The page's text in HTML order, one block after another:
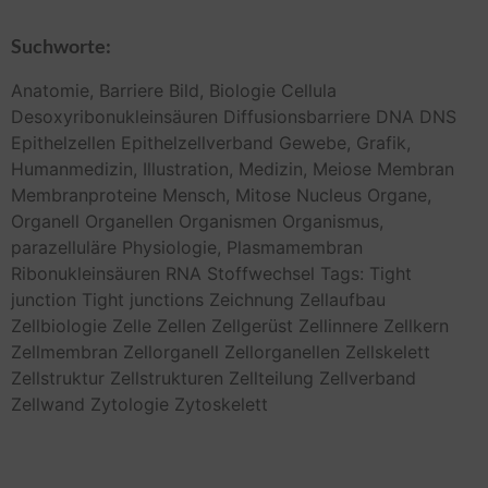
Suchworte:
Anatomie, Barriere Bild, Biologie Cellula
Desoxyribonukleinsäuren Diffusionsbarriere DNA DNS
Epithelzellen Epithelzellverband Gewebe, Grafik,
Humanmedizin, Illustration, Medizin, Meiose Membran
Membranproteine Mensch, Mitose Nucleus Organe,
Organell Organellen Organismen Organismus,
parazelluläre Physiologie, Plasmamembran
Ribonukleinsäuren RNA Stoffwechsel Tags: Tight
junction Tight junctions Zeichnung Zellaufbau
Zellbiologie Zelle Zellen Zellgerüst Zellinnere Zellkern
Zellmembran Zellorganell Zellorganellen Zellskelett
Zellstruktur Zellstrukturen Zellteilung Zellverband
Zellwand Zytologie Zytoskelett